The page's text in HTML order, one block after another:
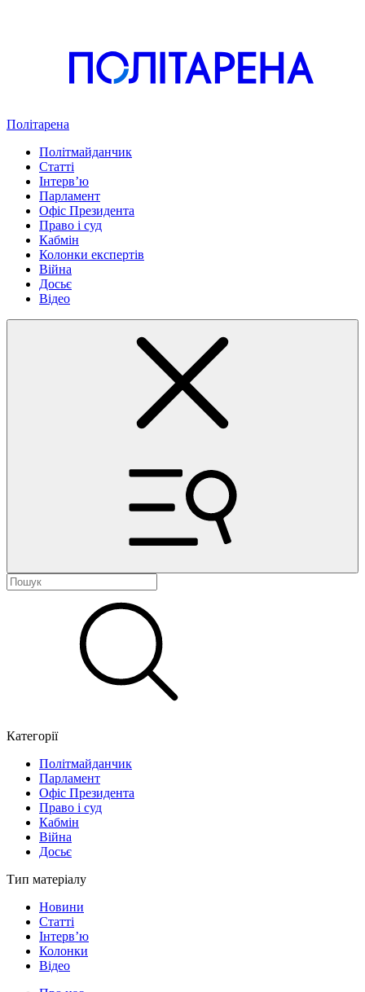
Політарена
Політмайданчик
Статті
Інтервʼю
Парламент
Офіс Президента
Право і суд
Кабмін
Колонки експертів
Війна
Досьє
Відео
Категорії
Політмайданчик
Парламент
Офіс Президента
Право і суд
Кабмін
Війна
Досьє
Тип матеріалу
Новини
Статті
Інтерв’ю
Колонки
Відео